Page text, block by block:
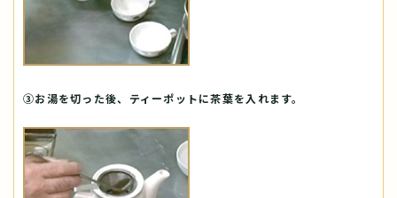
③お湯を切った後、ティーポットに茶葉を入れます。